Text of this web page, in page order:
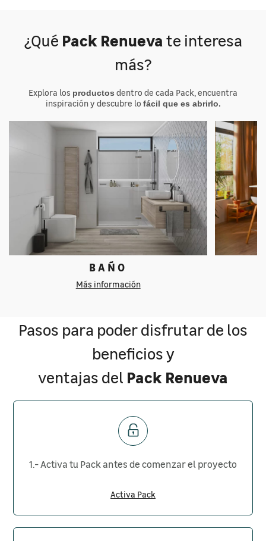
¿Qué Pack Renuevate interesa
más?
Explora los productos dentro de cada Pack, encuentra
inspiración y descubre lo fácil que es abrirlo.
BAÑO
Más información
Pasos para poder disfrutar de los
beneficios y
ventajas del Pack Renueva
1.- Activa tu Pack antes de comenzar el proyecto
Activa Pack